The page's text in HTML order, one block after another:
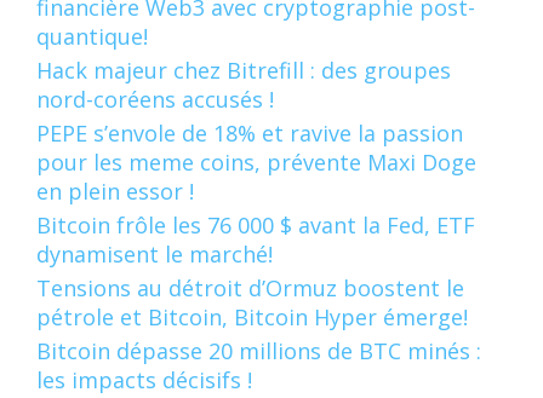
financière Web3 avec cryptographie post-
quantique!
Hack majeur chez Bitrefill : des groupes
nord-coréens accusés !
PEPE s’envole de 18% et ravive la passion
pour les meme coins, prévente Maxi Doge
en plein essor !
Bitcoin frôle les 76 000 $ avant la Fed, ETF
dynamisent le marché!
Tensions au détroit d’Ormuz boostent le
pétrole et Bitcoin, Bitcoin Hyper émerge!
Bitcoin dépasse 20 millions de BTC minés :
les impacts décisifs !